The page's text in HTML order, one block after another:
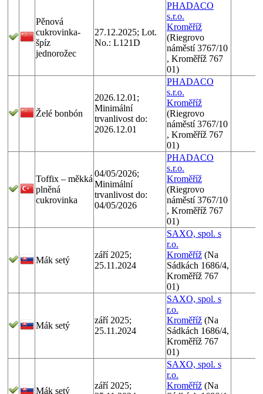
Pěnová
cukrovinka-
špíz
jednorožec
27.12.2025; Lot.
No.: L121D
PHADACO
s.r.o.
Kroměříž
(Riegrovo
náměstí 3767/10
, Kroměříž 767
01)
Želé bonbón
2026.12.01;
Minimální
trvanlivost do:
2026.12.01
PHADACO
s.r.o.
Kroměříž
(Riegrovo
náměstí 3767/10
, Kroměříž 767
01)
Toffix – měkká
plněná
cukrovinka
04/05/2026;
Minimální
trvanlivost do:
04/05/2026
PHADACO
s.r.o.
Kroměříž
(Riegrovo
náměstí 3767/10
, Kroměříž 767
01)
Mák setý
září 2025;
25.11.2024
SAXO, spol. s
r.o.
Kroměříž (Na
Sádkách 1686/4,
Kroměříž 767
01)
Mák setý
září 2025;
25.11.2024
SAXO, spol. s
r.o.
Kroměříž (Na
Sádkách 1686/4,
Kroměříž 767
01)
Mák setý
září 2025;
SAXO, spol. s
r.o.
Kroměříž (Na